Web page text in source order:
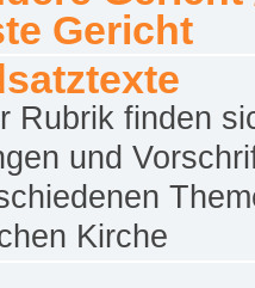
Gericht
Rubrik finden
und
Kirche